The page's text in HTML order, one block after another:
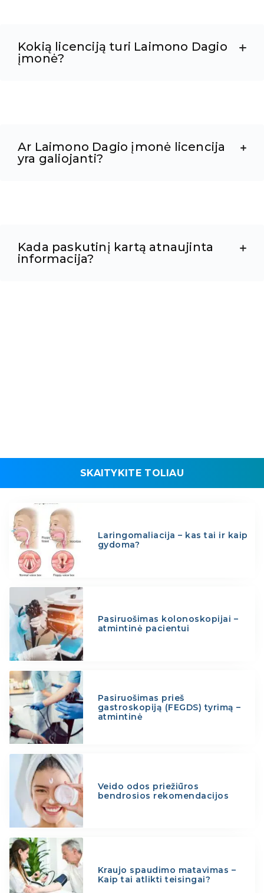
Kokią licenciją turi Laimono Dagio
įmonė?
Ar Laimono Dagio įmonė licencija
yra galiojanti?
Kada paskutinį kartą atnaujinta
informacija?
SKAITYKITE TOLIAU
Laringomaliacija – kas tai ir kaip
gydoma?
Pasiruošimas kolonoskopijai –
atmintinė pacientui
Pasiruošimas prieš
gastroskopiją (FEGDS) tyrimą –
atmintinė
Veido odos priežiūros
bendrosios rekomendacijos
Kraujo spaudimo matavimas –
Kaip tai atlikti teisingai?